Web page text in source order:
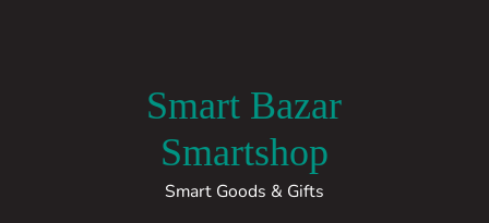
Smart Bazar
Smartshop
Smart Goods & Gifts